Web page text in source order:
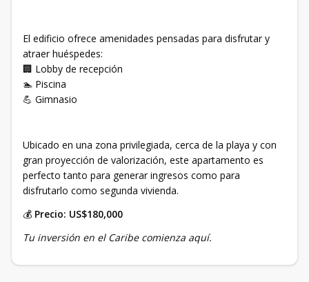
El edificio ofrece amenidades pensadas para disfrutar y
atraer huéspedes:
🏢 Lobby de recepción
🏊 Piscina
💪 Gimnasio
Ubicado en una zona privilegiada, cerca de la playa y con
gran proyección de valorización, este apartamento es
perfecto tanto para generar ingresos como para
disfrutarlo como segunda vivienda.
💰 Precio: US$180,000
Tu inversión en el Caribe comienza aquí.